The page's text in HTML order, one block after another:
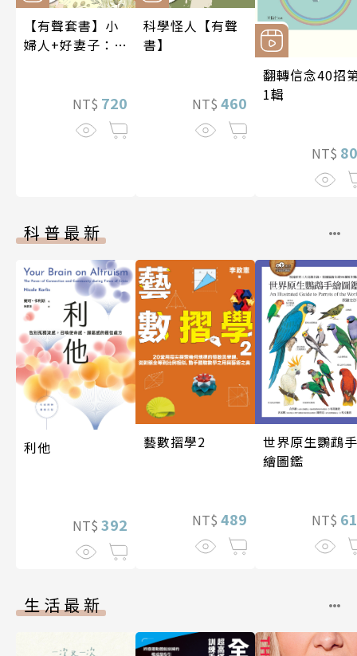
【有聲套書】小
婦人+好妻子：路
NT$ 720
科學怪人【有聲
書】
NT$ 460
翻轉信念40招
1輯
NT$
科普最新
利他
NT$ 392
藝數摺學2
NT$ 489
世界原生鸚鵡手
繪圖鑑
NT$
生活最新